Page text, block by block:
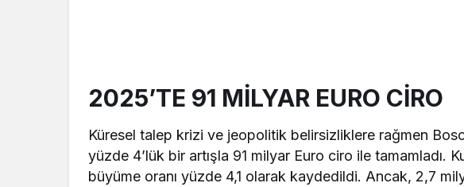
2025’TE 91 MİLYAR EURO CİRO
Küresel talep krizi ve jeopolitik belirsizliklere rağmen
yüzde 4’lük bir artışla 91 milyar Euro ciro ile tamamladı.
büyüme oranı yüzde 4,1 olarak kaydedildi. Ancak, 2,7